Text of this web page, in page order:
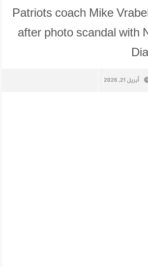
Patriots coach Mike
after photo scandal with
أبريل 21, 2026